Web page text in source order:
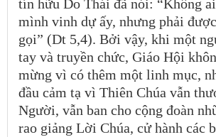
tín hữu Do Thái đã nói: “Không
mình vinh dự ấy, nhưng phải
gọi” (Dt 5,4). Bởi vậy, khi một
tay và truyền chức, Giáo Hội
mừng vì có thêm một linh mục,
đầu cảm tạ vì Thiên Chúa vẫn
Người, vẫn ban cho cộng đoàn
rao giảng Lời Chúa, cử hành các